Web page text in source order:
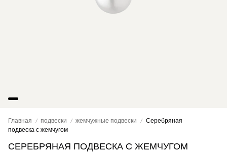
Главная подвески жемчужные подвески
Серебряная
подвеска с жемчугом
СЕРЕБРЯНАЯ ПОДВЕСКА С ЖЕМЧУГОМ